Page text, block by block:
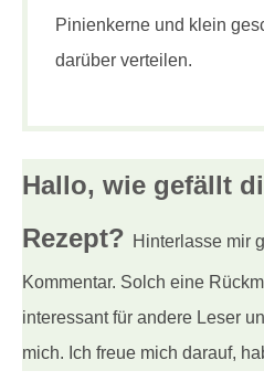
Pinienkerne und klein
darüber verteilen.
Hallo, wie gefällt
Rezept? Hinterlasse mir
Kommentar. Solch eine
interessant für andere Leser
mich. Ich freue mich darauf,